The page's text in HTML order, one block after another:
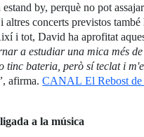
estand by, perquè no pot
altres concerts previstos també
i tot, David ha aprofitat
a estudiar una mica més de
tinc bateria, però sí teclat i
, afirma.CANAL El Rebost de
a la música